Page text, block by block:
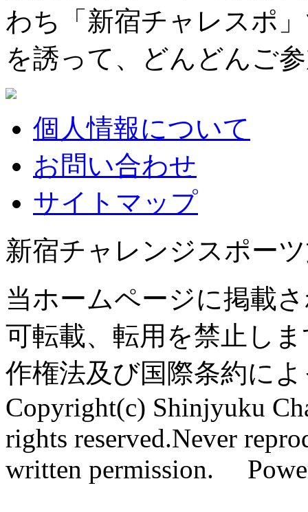
わち「新宿チャレスポ
を誘って、どんどんご
個人情報について
お問い合わせ
サイトマップ
新宿チャレンジスポー
当ホームページに掲載
可転載、転用を禁止し
作権法及び国際条約に
Copyright(c) Shinjyuku
rights reserved.Never
written permission.